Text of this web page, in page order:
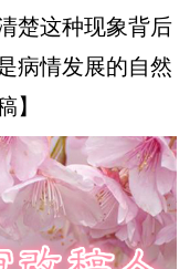
楚这种现象背后
病情发展的自然